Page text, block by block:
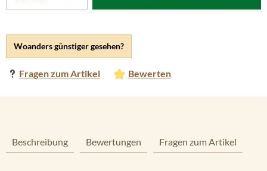
Woanders günstiger gesehen?
Fragen zum Artikel Bewerten
Beschreibung Bewertungen Fragen zum Artikel